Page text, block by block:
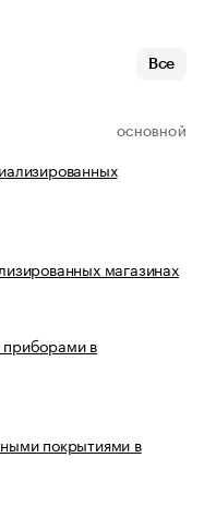
Все
ОСНОВНОЙ
магазинах
приборами в
покрытиями в